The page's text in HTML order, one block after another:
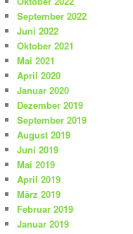
September 2022
Juni 2022
Oktober 2021
Mai 2021
April 2020
Januar 2020
Dezember 2019
September 2019
August 2019
Juni 2019
Mai 2019
April 2019
März 2019
Februar 2019
Januar 2019